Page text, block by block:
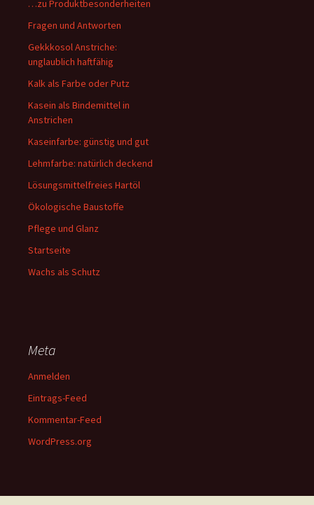
…zu Produktbesonderheiten
Fragen und Antworten
Gekkkosol Anstriche:
unglaublich haftfähig
Kalk als Farbe oder Putz
Kasein als Bindemittel in
Anstrichen
Kaseinfarbe: günstig und gut
Lehmfarbe: natürlich deckend
Lösungsmittelfreies Hartöl
Ökologische Baustoffe
Pflege und Glanz
Startseite
Wachs als Schutz
Meta
Anmelden
Eintrags-Feed
Kommentar-Feed
WordPress.org